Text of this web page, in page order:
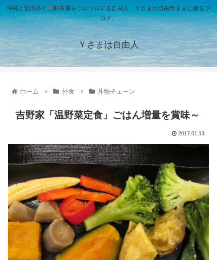
沖縄と世田谷と三軒茶屋をウロウロする自由人・Ｙさまが自由気ままに綴るブ
ログ。
Ｙさまは自由人
ホーム 外食 丼物チェーン
吉野家「温野菜定食」ごはん増量を賞味～
2017.01.13